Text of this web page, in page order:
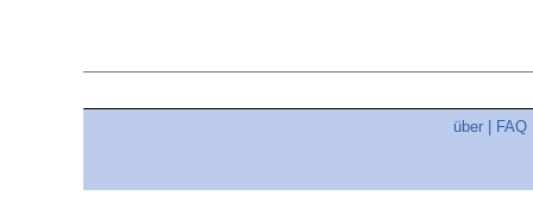
über FAQ